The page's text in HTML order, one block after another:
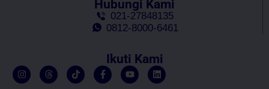
Hubungi Kami
021-27848135
0812-8000-6461
Ikuti Kami